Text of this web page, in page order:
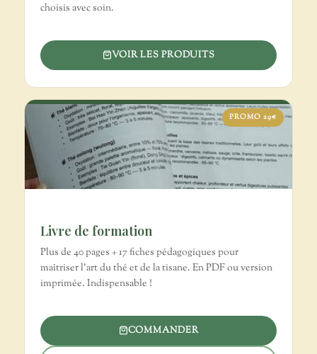
choisis avec soin.
VOIR LES PRODUITS
PROMO 29€
Livre de formation
Plus de 40 pages + 17 fiches pédagogiques pour
maîtriser l'art du thé et de la tisane. En PDF ou version
imprimée. Indispensable !
COMMANDER